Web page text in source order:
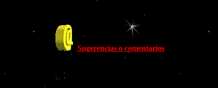
Sugerencias o comentarios